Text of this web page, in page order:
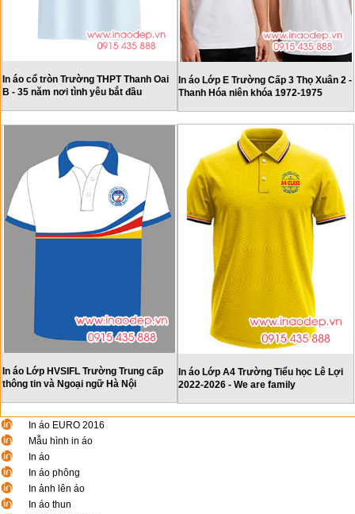
In áo cổ tròn Trường THPT Thanh Oai
B - 35 năm nơi tình yêu bắt đầu
In áo Lớp E Trường Cấp 3 Thọ Xuân 2 -
Thanh Hóa niên khóa 1972-1975
In áo Lớp HVSIFL Trường Trung cấp
thông tin và Ngoại ngữ Hà Nội
In áo Lớp A4 Trường Tiểu học Lê Lợi
2022-2026 - We are family
In áo EURO 2016
Mẫu hình in áo
In áo
In áo phông
In ảnh lên áo
In áo thun